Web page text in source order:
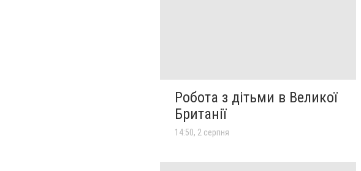
Робота з дітьми в Великої
Британії
14:50, 2 серпня